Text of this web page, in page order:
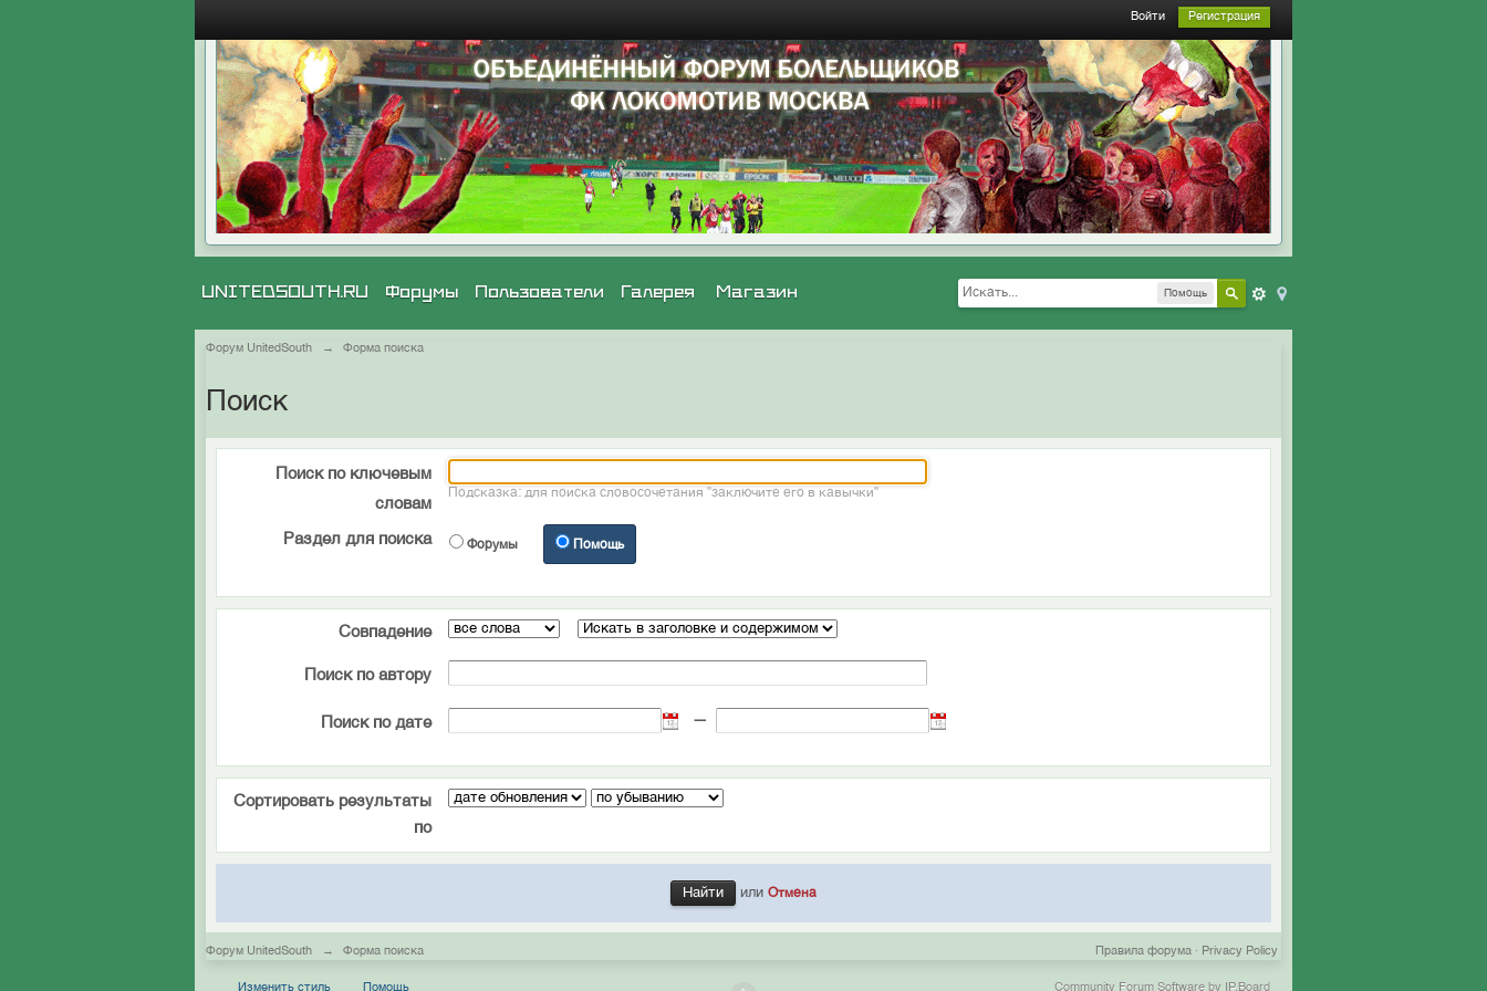
Войти Регистрация
Помощь
UNITEDSOUTH.RU Галерея Магазин
Форумы Пользователи
Форум UnitedSouth → Форма поиска
Поиск
Поиск по ключевым
словам
Подсказка: для поиска словосочетания "заключите его в кавычки"
Раздел для поиска Форумы Помощь
Совпадение
Поиск по автору
Поиск по дате —
Сортировать результаты
по
или Отмена
Форум UnitedSouth → Форма поиска Privacy Policy
Правила форума ·
Изменить стиль Помощь Community Forum Software by IP.Board